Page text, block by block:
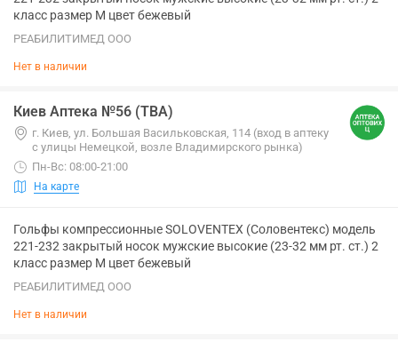
класс размер M цвет бежевый
РЕАБИЛИТИМЕД ООО
Нет в наличии
Киев Аптека №56 (ТВА)
г. Киев, ул. Большая Васильковская, 114 (вход в аптеку
с улицы Немецкой, возле Владимирского рынка)
Пн-Вс: 08:00-21:00
На карте
Гольфы компрессионные SOLOVENTEX (Соловентекс) модель
221-232 закрытый носок мужские высокие (23-32 мм рт. ст.) 2
класс размер M цвет бежевый
РЕАБИЛИТИМЕД ООО
Нет в наличии